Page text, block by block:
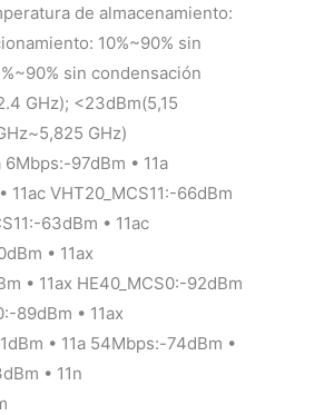
de almacenamiento:
10%~90% sin
sin condensación
GHz); <23dBm(5,15
GHz)
97dBm • 11a
VHT20_MCS11:-66dBm
63dBm • 11ac
• 11ax
• 11ax HE40_MCS0:-92dBm
89dBm • 11ax
• 11a 54Mbps:-74dBm •
• 11n